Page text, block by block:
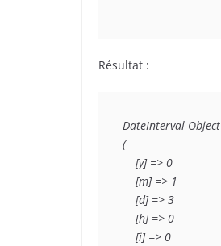
Résultat :
DateInterval Object
(
    [y] => 0
    [m] => 1
    [d] => 3
    [h] => 0
    [i] => 0